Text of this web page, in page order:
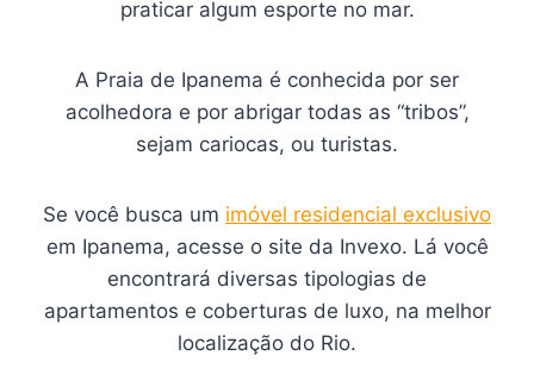
praticar algum esporte no mar.
A Praia de Ipanema é conhecida por ser
acolhedora e por abrigar todas as “tribos”,
sejam cariocas, ou turistas.
Se você busca um imóvel residencial exclusivo
em Ipanema, acesse o site da Invexo. Lá você
encontrará diversas tipologias de
apartamentos e coberturas de luxo, na melhor
localização do Rio.